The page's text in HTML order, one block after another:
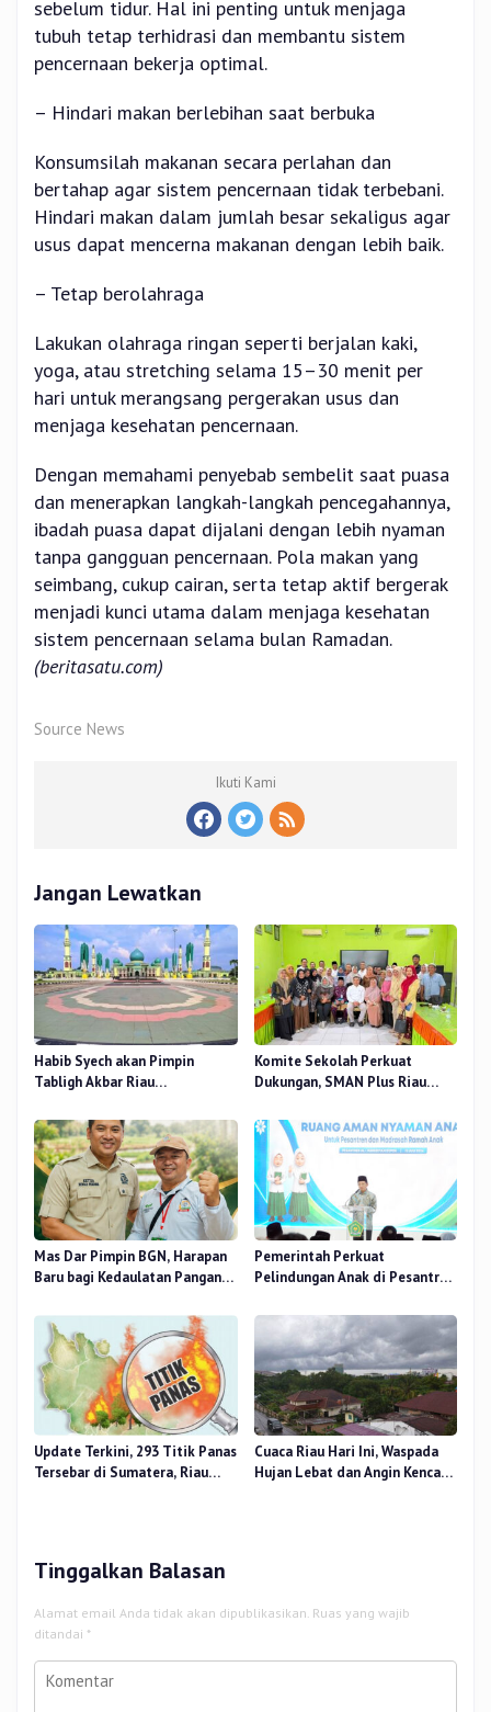
sebelum tidur. Hal ini penting untuk menjaga
tubuh tetap terhidrasi dan membantu sistem
pencernaan bekerja optimal.
– Hindari makan berlebihan saat berbuka
Konsumsilah makanan secara perlahan dan
bertahap agar sistem pencernaan tidak terbebani.
Hindari makan dalam jumlah besar sekaligus agar
usus dapat mencerna makanan dengan lebih baik.
– Tetap berolahraga
Lakukan olahraga ringan seperti berjalan kaki,
yoga, atau stretching selama 15–30 menit per
hari untuk merangsang pergerakan usus dan
menjaga kesehatan pencernaan.
Dengan memahami penyebab sembelit saat puasa
dan menerapkan langkah-langkah pencegahannya,
ibadah puasa dapat dijalani dengan lebih nyaman
tanpa gangguan pencernaan. Pola makan yang
seimbang, cukup cairan, serta tetap aktif bergerak
menjadi kunci utama dalam menjaga kesehatan
sistem pencernaan selama bulan Ramadan.
(beritasatu.com)
Source News
Ikuti Kami
Jangan Lewatkan
Habib Syech akan Pimpin
Tabligh Akbar Riau
Nur, Besok
Komite Sekolah Perkuat
Dukungan, SMAN Plus Riau
Pendidikan
Mas Dar Pimpin BGN, Harapan
Baru bagi Kedaulatan Pangan
Pemerintah Perkuat
Pelindungan Anak di Pesantren
RANA
Update Terkini, 293 Titik Panas
Tersebar di Sumatera, Riau
Cuaca Riau Hari Ini, Waspada
Hujan Lebat dan Angin Kencang
Tinggalkan Balasan
Alamat email Anda tidak akan dipublikasikan. Ruas yang wajib
ditandai *